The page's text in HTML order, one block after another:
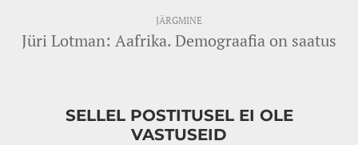
JÄRGMINE
Jüri Lotman: Aafrika. Demograafia on saatus
SELLEL POSTITUSEL EI OLE
VASTUSEID